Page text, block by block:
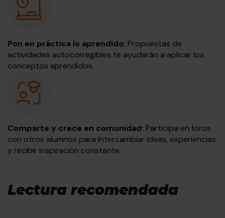
Pon en práctica lo aprendido: Propuestas de
actividades autocorregibles te ayudarán a aplicar los
conceptos aprendidos.
Comparte y crece en comunidad: Participa en foros
con otros alumnos para intercambiar ideas, experiencias
y recibir inspiración constante.
Lectura recomendada